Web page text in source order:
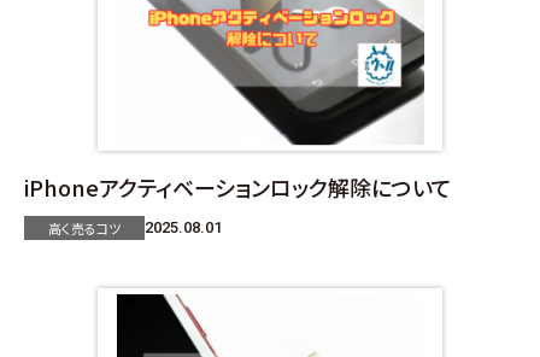
iPhoneアクティベーションロック解除について
高く売るコツ 2025.08.01